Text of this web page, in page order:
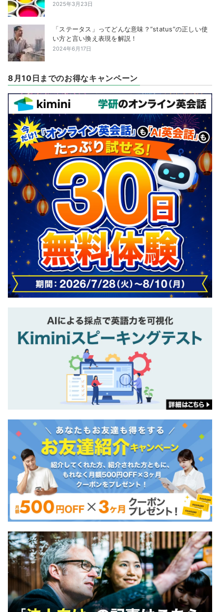
2025年3月23日
「ステータス」ってどんな意味？”status”の正しい使
い方と言い換え表現を解説！
2024年6月17日
8月10日までのお得なキャンペーン